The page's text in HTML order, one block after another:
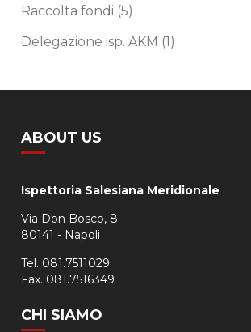
Raccolta fondi (5)
Delegazione isp. AKM (1)
ABOUT US
Ispettoria Salesiana Meridionale
Via Don Bosco, 8
80141 - Napoli
Tel. 081.7511029
Fax. 081.7516349
CHI SIAMO